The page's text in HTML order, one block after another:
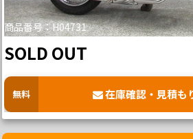
商品番号：H04731
SOLD OUT
無料 在庫確認・見積も